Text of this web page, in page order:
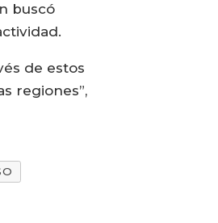
buscó
de estos
regiones”,